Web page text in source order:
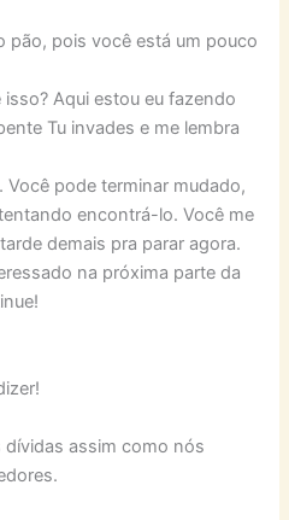
pão, pois você está um pouco
isso? Aqui estou eu fazendo
Tu invades e me lembra
Você pode terminar mudado,
encontrá-lo. Você me
demais pra parar agora.
na próxima parte da
dívidas assim como nós